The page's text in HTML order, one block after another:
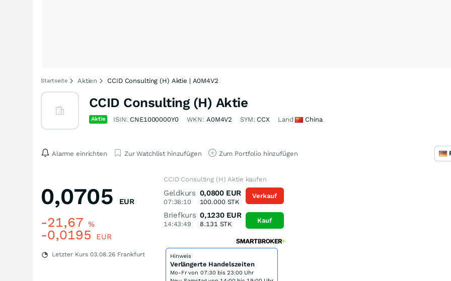
Startseite Aktien CCID Consulting (H) Aktie | A0M4V2
CCID Consulting (H) Aktie
Aktie ISIN: CNE1000000Y0 WKN: A0M4V2 SYM: CCX Land China
Alarme einrichten Zur Watchlist hinzufügen Zum Portfolio hinzufügen
0,0705 EUR
-21,67 %
-0,0195 EUR
Letzter Kurs 03.08.26 Frankfurt
CCID Consulting (H) Aktie kaufen
Geldkurs
07:36:10
0,0800 EUR
100.000STK
Briefkurs
14:43:49
0,1230 EUR
8.131 STK
Verkauf
Kauf
Hinweis
Verlängerte Handelszeiten
Mo-Fr von 07:30 bis 23:00 Uhr